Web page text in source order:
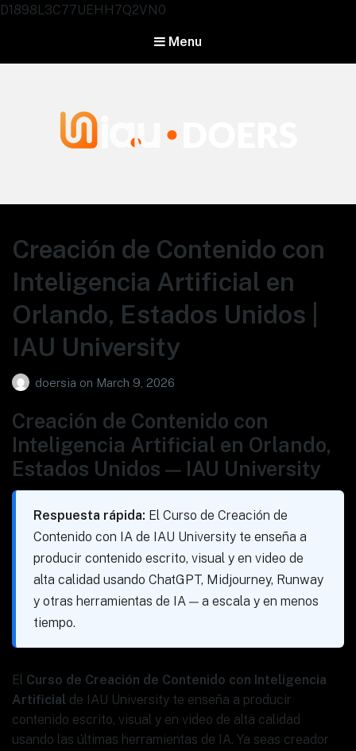
D1898L3C77UEHH7Q2VN0
Menu
Creación de Contenido con
Inteligencia Artificial en
Orlando, Estados Unidos |
IAU University
doersia on March 9, 2026
Creación de Contenido con
Inteligencia Artificial en Orlando,
Estados Unidos — IAU University
Respuesta rápida: El Curso de Creación de
Contenido con IA de IAU University te enseña a
producir contenido escrito, visual y en video de
alta calidad usando ChatGPT, Midjourney, Runway
y otras herramientas de IA — a escala y en menos
tiempo.
El Curso de Creación de Contenido con Inteligencia
Artificial de IAU University te enseña a producir
contenido escrito, visual y en video de alta calidad
usando las últimas herramientas de IA. Ya seas creador